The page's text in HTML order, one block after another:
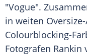
"Vogue".
in weiten
Colourblocking-
Fotografen Rankin